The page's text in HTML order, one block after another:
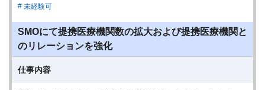
未経験可
SMOにて提携医療機関数の拡大および提携医療機関と
のリレーションを強化
仕事内容